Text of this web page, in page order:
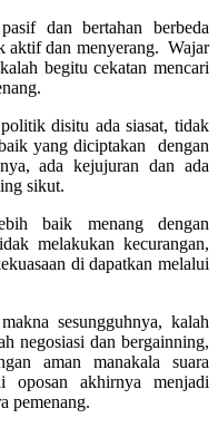
dan bertahan berbeda
aktif dan menyerang. Wajar
begitu cekatan mencari
disitu ada siasat, tidak
yang diciptakan dengan
ada kejujuran dan ada
sikut.
baik menang dengan
melakukan kecurangan,
di dapatkan melalui
sesungguhnya, kalah
negosiasi dan bergainning,
aman manakala suara
oposan akhirnya menjadi
pemenang.